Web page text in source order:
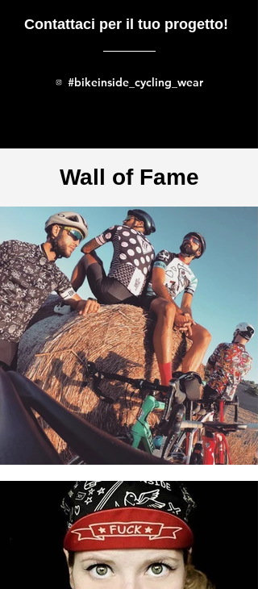
Contattaci per il tuo progetto!
#bikeinside_cycling_wear
Wall of Fame